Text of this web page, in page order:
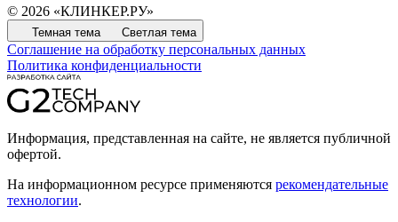
© 2026 «КЛИНКЕР.РУ»
Темная тема Светлая тема
Соглашение на обработку персональных данных
Политика конфиденциальности
Информация, представленная на сайте, не является публичной
офертой.
На информационном ресурсе применяются рекомендательные
технологии.